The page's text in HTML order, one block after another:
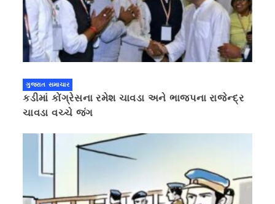
ગુજરાત સમાચાર
કડીમાં કોંગ્રેસના રમેશ ચાવડા અને ભાજપના રાજેન્દ્ર
ચાવડા વચ્ચે જંગ